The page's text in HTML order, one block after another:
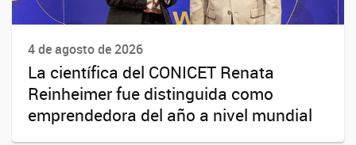
4 de agosto de 2026
La científica del CONICET Renata
Reinheimer fue distinguida como
emprendedora del año a nivel mundial